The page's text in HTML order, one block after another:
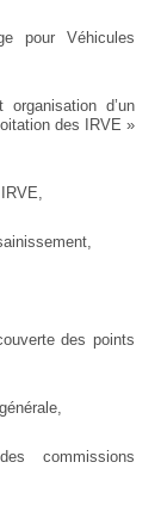
pour Véhicules
d’un
des IRVE »
IRVE,
des points
commissions